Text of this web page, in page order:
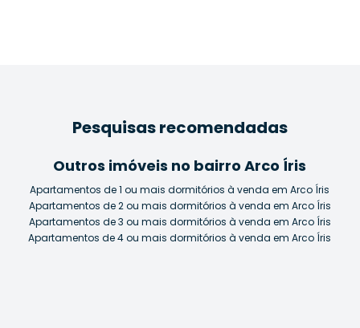
Pesquisas recomendadas
Outros imóveis no bairro Arco Íris
Apartamentos de 1 ou mais dormitórios à venda em Arco Íris
Apartamentos de 2 ou mais dormitórios à venda em Arco Íris
Apartamentos de 3 ou mais dormitórios à venda em Arco Íris
Apartamentos de 4 ou mais dormitórios à venda em Arco Íris